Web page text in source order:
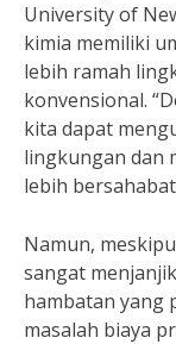
University of
kimia memiliki
lebih ramah
konvensional.
kita dapat
lingkungan dan
lebih
Namun,
sangat
hambatan yang
masalah biaya